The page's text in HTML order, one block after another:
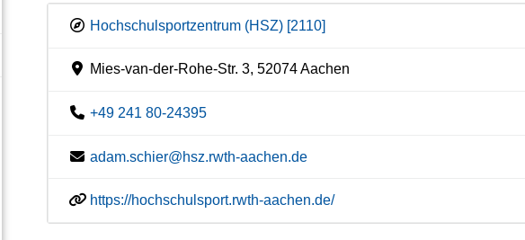
Hochschulsportzentrum (HSZ) [2110]
Mies-van-der-Rohe-Str. 3, 52074 Aachen
+49 241 80-24395
adam.schier@hsz.rwth-aachen.de
https://hochschulsport.rwth-aachen.de/